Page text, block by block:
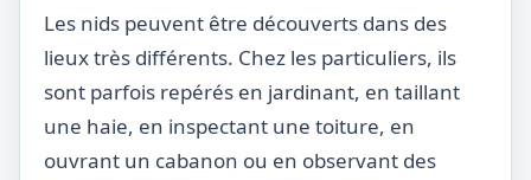
Les nids peuvent être découverts dans des
lieux très différents. Chez les particuliers, ils
sont parfois repérés en jardinant, en taillant
une haie, en inspectant une toiture, en
ouvrant un cabanon ou en observant des